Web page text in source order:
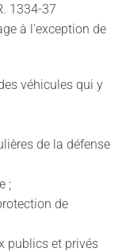
1334-37
à l'exception de
véhicules qui y
de la défense
;
de
publics et privés